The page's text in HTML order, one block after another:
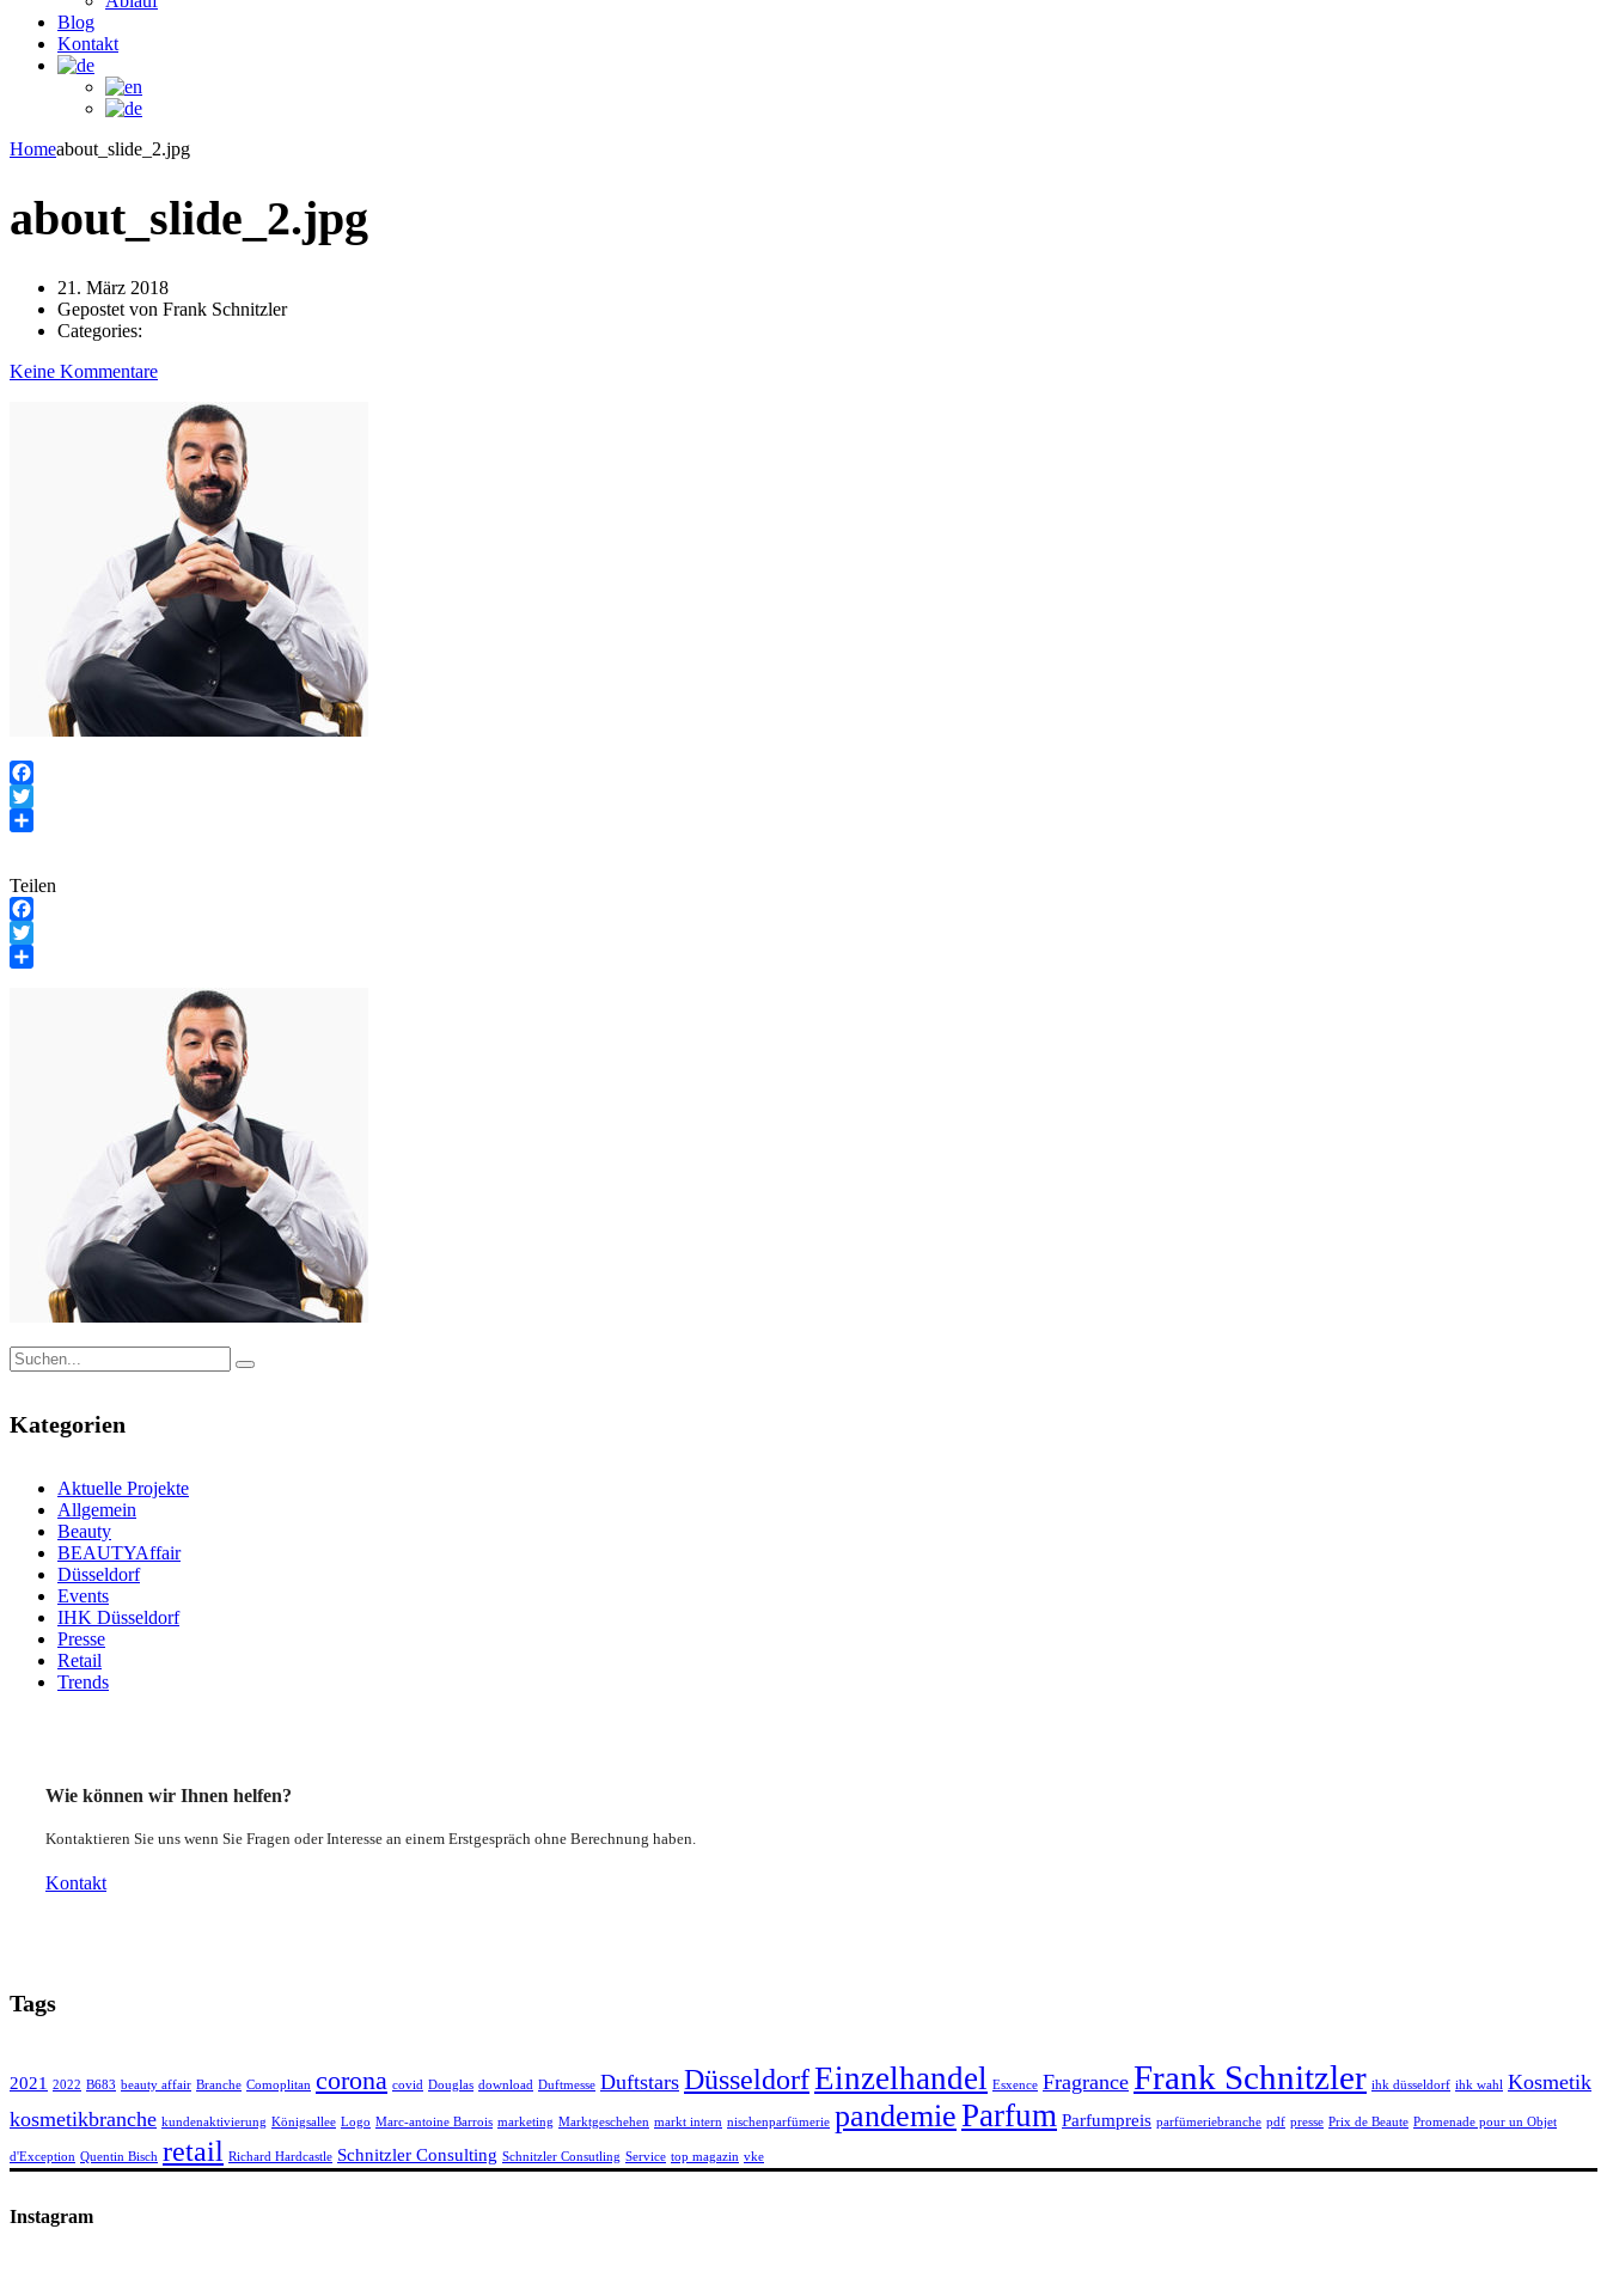
Blog
Kontakt
Homeabout_slide_2.jpg
about_slide_2.jpg
21. März 2018
Gepostet von Frank Schnitzler
Categories:
Keine Kommentare
Facebook
Twitter
Teilen
Facebook
Twitter
Kategorien
Aktuelle Projekte
Allgemein
Beauty
BEAUTYAffair
Düsseldorf
Events
IHK Düsseldorf
Presse
Retail
Trends
Wie können wir Ihnen helfen?
Kontaktieren Sie uns wenn Sie Fragen oder Interesse an einem Erstgespräch ohne Berechnung haben.
Kontakt
Tags
2021 2022 B683 beauty affair Branche Comoplitan corona covid Douglas download Duftmesse Duftstars DüsseldorfEinzelhandel Esxence Fragrance Frank Schnitzler ihk düsseldorf ihk wahl Kosmetik
kosmetikbranche kundenaktivierung Königsallee Logo Marc-antoine Barrois marketing Marktgeschehen markt intern nischenparfümerie pandemieParfum Parfumpreis parfümeriebranche pdf presse Prix de Beaute Promenade pour un Objet
d'Exception Quentin Bisch retail Richard Hardcastle Schnitzler Consulting Schnitzler Consutling Service top magazin vke
Instagram